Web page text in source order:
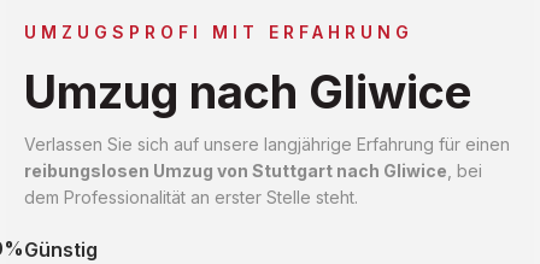
UMZUGSPROFI MIT ERFAHRUNG
Umzug nach Gliwice
Verlassen Sie sich auf unsere langjährige Erfahrung für einen
reibungslosen Umzug von Stuttgart nach Gliwice , bei
dem Professionalität an erster Stelle steht.
Günstig